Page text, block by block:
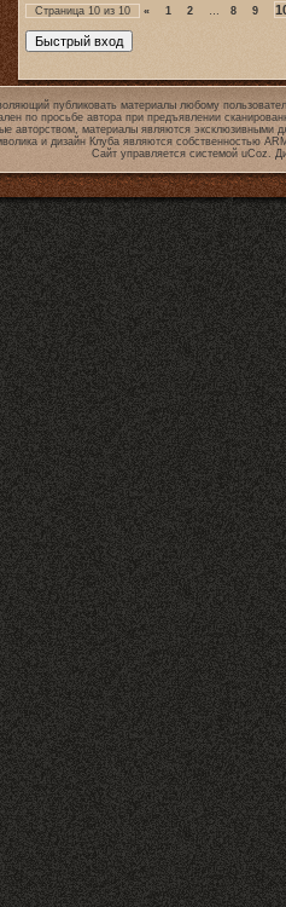
Страница 10 из 10 « 1 2 … 8 9
публиковать материалы любому
по просьбе автора при предъявлении
авторством, материалы являются эксклюзивными
и дизайн Клуба являются собственностью
Сайт управляется системой uCoz.